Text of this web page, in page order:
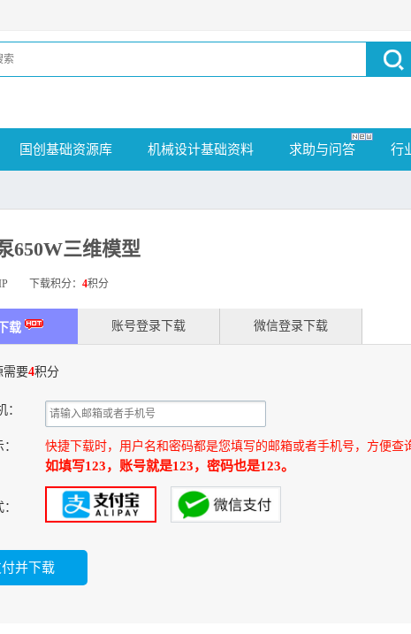
国创基础资源库 机械设计基础资料 求助与问答 行
650W三维模型
下载积分： 4积分
载 账号登录下载 微信登录下载
需要4积分
：
快捷下载时，用户名和密码都是您填写的邮箱或者手机号，方便查
如填写123，账号就是123，密码也是123。